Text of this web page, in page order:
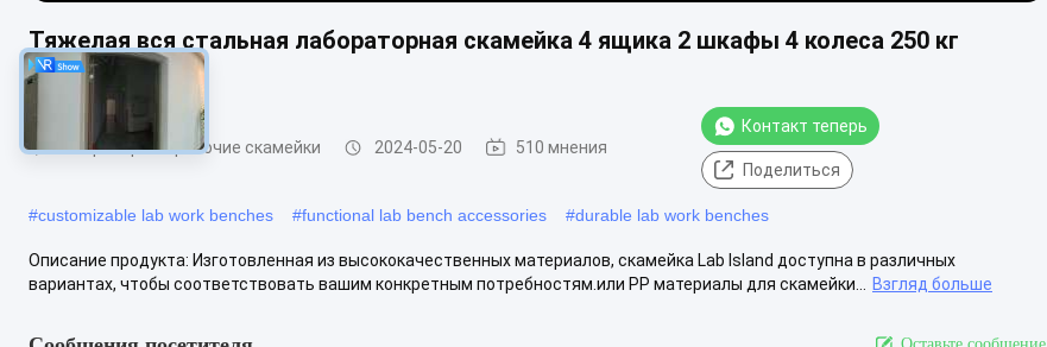
Тяжелая вся стальная лабораторная скамейка 4 ящика 2 шкафы 4 колеса 250 кг
вместимость
Лабораторные рабочие скамейки 2024-05-20 510 мнения
Контакт теперь
Поделиться
#customizable lab work benches #functional lab bench accessories #durable lab work benches
Описание продукта: Изготовленная из высококачественных материалов, скамейка Lab Island доступна в различных
вариантах, чтобы соответствовать вашим конкретным потребностям.или PP материалы для скамейки...
Взгляд больше
Оставьте сообщение